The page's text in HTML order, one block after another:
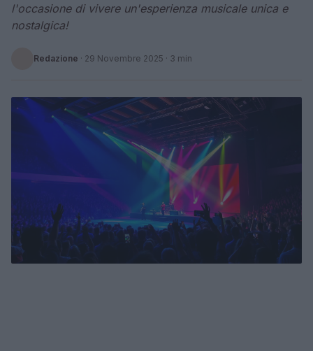
l'occasione di vivere un'esperienza musicale unica e
nostalgica!
Redazione · 29 Novembre 2025 · 3 min